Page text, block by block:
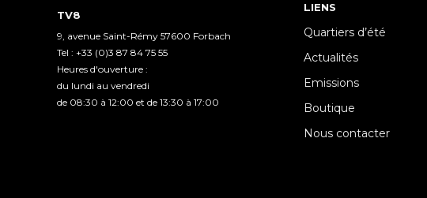
TV8
9, avenue Saint-Rémy 57600 Forbach
Tel : +33 (0)3 87 84 75 55
Heures d'ouverture :
du lundi au vendredi
de 08:30 à 12:00 et de 13:30 à 17:00
LIENS
Quartiers d’été
Actualités
Emissions
Boutique
Nous contacter